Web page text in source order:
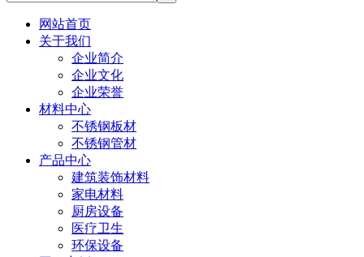
网站首页
关于我们
企业简介
企业文化
企业荣誉
材料中心
不锈钢板材
不锈钢管材
产品中心
建筑装饰材料
家电材料
厨房设备
医疗卫生
环保设备